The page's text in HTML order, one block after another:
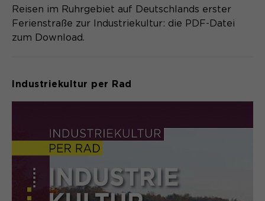
Reisen im Ruhrgebiet auf Deutschlands erster
Ferienstraße zur Industriekultur: die PDF-Datei
zum Download.
Industriekultur per Rad